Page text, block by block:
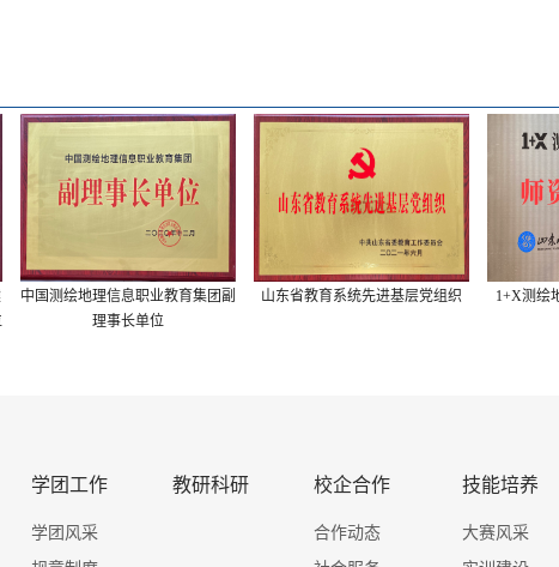
国测绘地理信息职业教育集团副
理事长单位
山东省教育系统先进基层党组织 1+X测绘地
学团工作
学团风采
教研科研 校企合作
合作动态
技能培养
大赛风采